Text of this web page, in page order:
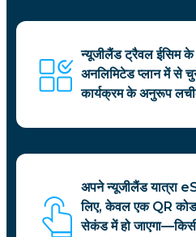
न्यूजीलैंड ट्रैवल ईसिम
अनलिमिटेड प्लान में से
कार्यक्रम के अनुरूप
अपने न्यूजीलैंड यात्रा
लिए, केवल एक QR
सेकंड में हो